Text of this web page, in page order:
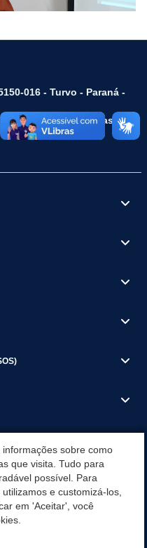
016 - Turvo - Paraná -
das 8h às 12h e das 13h
- SISTEMAS E
sobre como
que visita. Tudo para
possível. Para
e customizá-los,
em 'Aceitar', você